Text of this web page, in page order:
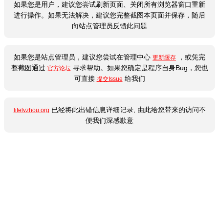
如果您是用户，建议您尝试刷新页面、关闭所有浏览器窗口重新
进行操作。如果无法解决，建议您完整截图本页面并保存，随后
向站点管理员反馈此问题
如果您是站点管理员，建议您尝试在管理中心 更新缓存 ，或凭完
整截图通过 官方论坛寻求帮助。如果您确定是程序自身Bug，您也
可直接 提交Issue 给我们
lifelvzhou.org 已经将此出错信息详细记录, 由此给您带来的访问不
便我们深感歉意